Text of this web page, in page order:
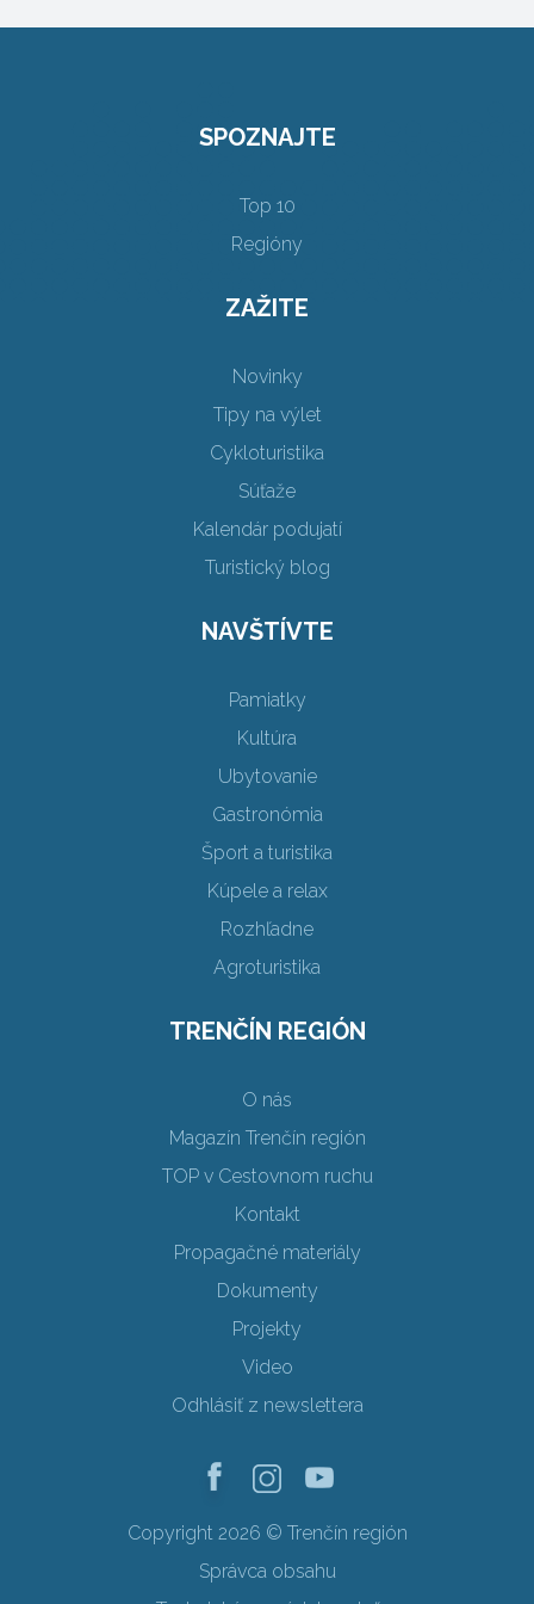
SPOZNAJTE
Top 10
Regióny
ZAŽITE
Novinky
Tipy na výlet
Cykloturistika
Súťaže
Kalendár podujatí
Turistický blog
NAVŠTÍVTE
Pamiatky
Kultúra
Ubytovanie
Gastronómia
Šport a turistika
Kúpele a relax
Rozhľadne
Agroturistika
TRENČÍN REGIÓN
O nás
Magazín Trenčín región
TOP v Cestovnom ruchu
Kontakt
Propagačné materiály
Dokumenty
Projekty
Video
Odhlásiť z newslettera
Copyright 2026 © Trenčín región
Správca obsahu